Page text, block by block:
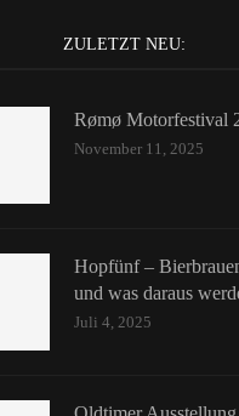
ZULETZT NEU:
Rømø Motorfestival
November 11, 2025
Hopfünf –
und was daraus
Juli 4, 2025